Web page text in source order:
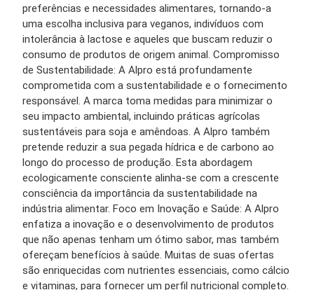
preferências e necessidades alimentares, tornando-a
uma escolha inclusiva para veganos, indivíduos com
intolerância à lactose e aqueles que buscam reduzir o
consumo de produtos de origem animal. Compromisso
de Sustentabilidade: A Alpro está profundamente
comprometida com a sustentabilidade e o fornecimento
responsável. A marca toma medidas para minimizar o
seu impacto ambiental, incluindo práticas agrícolas
sustentáveis ​​para soja e amêndoas. A Alpro também
pretende reduzir a sua pegada hídrica e de carbono ao
longo do processo de produção. Esta abordagem
ecologicamente consciente alinha-se com a crescente
consciência da importância da sustentabilidade na
indústria alimentar. Foco em Inovação e Saúde: A Alpro
enfatiza a inovação e o desenvolvimento de produtos
que não apenas tenham um ótimo sabor, mas também
ofereçam benefícios à saúde. Muitas de suas ofertas
são enriquecidas com nutrientes essenciais, como cálcio
e vitaminas, para fornecer um perfil nutricional completo.